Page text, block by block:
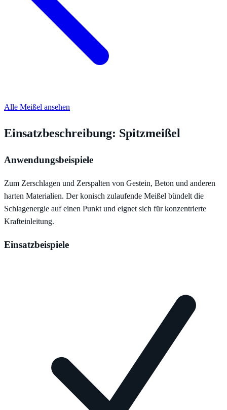
Alle Meißel ansehen
Einsatzbeschreibung: Spitzmeißel
Anwendungsbeispiele
Zum Zerschlagen und Zerspalten von Gestein, Beton und anderen
harten Materialien. Der konisch zulaufende Meißel bündelt die
Schlagenergie auf einen Punkt und eignet sich für konzentrierte
Krafteinleitung.
Einsatzbeispiele